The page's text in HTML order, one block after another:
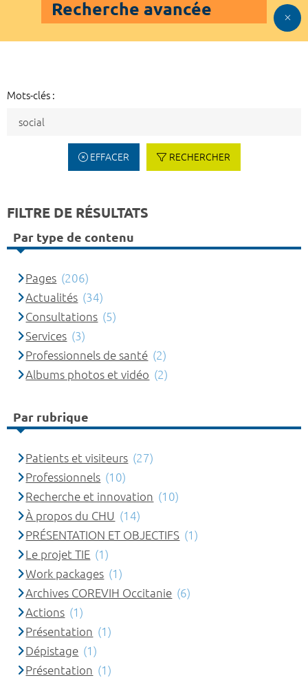
Recherche avancée
Mots-clés :
EFFACER RECHERCHER
FILTRE DE RÉSULTATS
Par type de contenu
Pages (206)
Actualités (34)
Consultations (5)
Services (3)
Professionnels de santé (2)
Albums photos et vidéo (2)
Par rubrique
Patients et visiteurs (27)
Professionnels (10)
Recherche et innovation (10)
À propos du CHU (14)
PRÉSENTATION ET OBJECTIFS (1)
Le projet TIE (1)
Work packages (1)
Archives COREVIH Occitanie (6)
Actions (1)
Présentation (1)
Dépistage (1)
Présentation (1)